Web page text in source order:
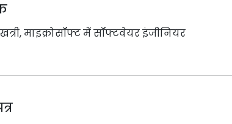
माइक्रोसॉफ्ट में सॉफ्टवेयर इंजीनियर